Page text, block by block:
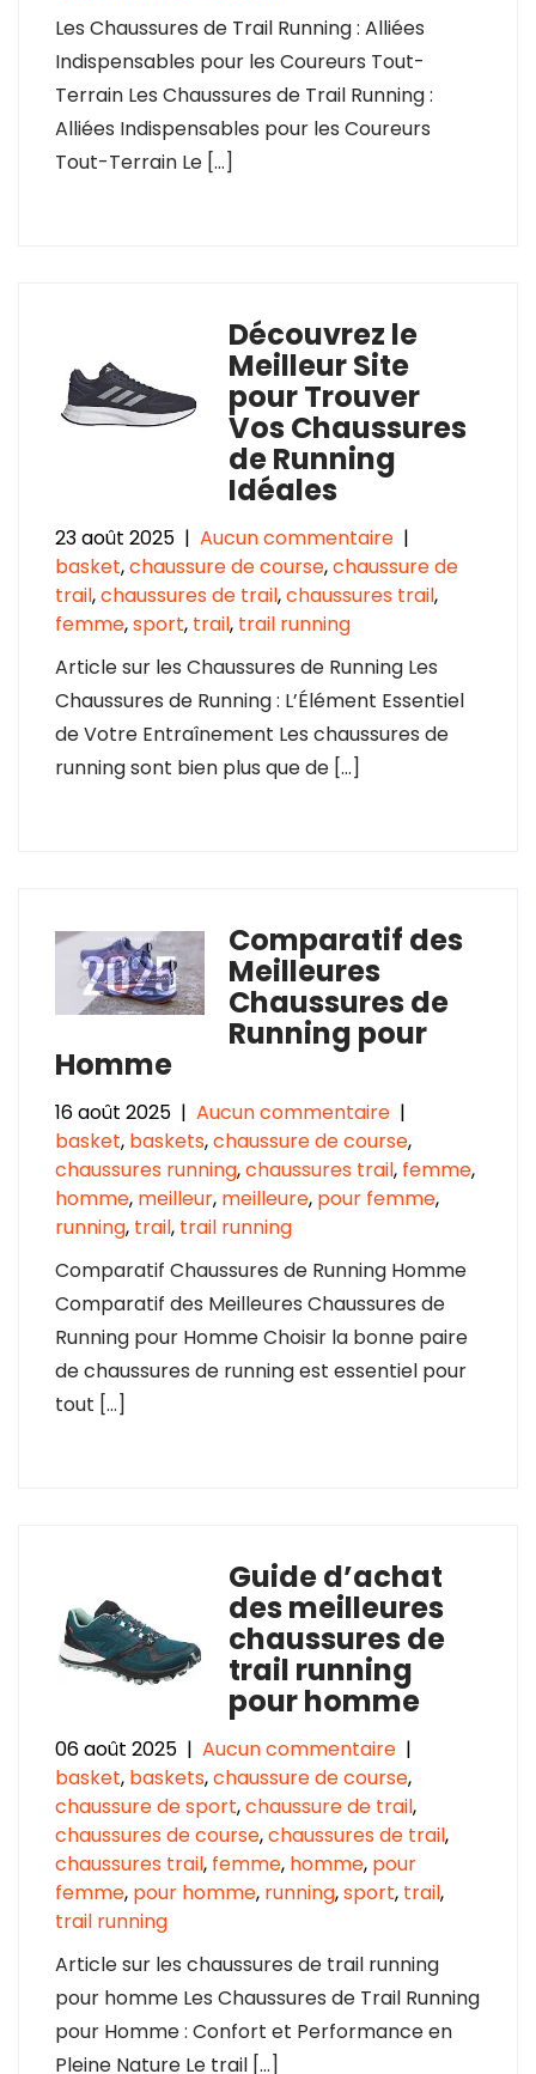
Les Chaussures de Trail Running : Alliées
Indispensables pour les Coureurs Tout-
Terrain Les Chaussures de Trail Running :
Alliées Indispensables pour les Coureurs
Tout-Terrain Le […]
Découvrez le
Meilleur Site
pour Trouver
Vos Chaussures
de Running
Idéales
23 août 2025 | Aucun commentaire |
basket,chaussure de course,chaussure de
trail,chaussures de trail,chaussures trail,
femme,sport, trail, trail running
Article sur les Chaussures de Running Les
Chaussures de Running : L’Élément Essentiel
de Votre Entraînement Les chaussures de
running sont bien plus que de […]
Comparatif des
Meilleures
Chaussures de
Running pour
Homme
16 août 2025 | Aucun commentaire |
basket, baskets,chaussure de course,
chaussures running,chaussures trail, femme,
homme, meilleur, meilleure, pour femme,
running, trail, trail running
Comparatif Chaussures de Running Homme
Comparatif des Meilleures Chaussures de
Running pour Homme Choisir la bonne paire
de chaussures de running est essentiel pour
tout […]
Guide d’achat
des meilleures
chaussures de
trail running
pour homme
06 août 2025 | Aucun commentaire |
basket, baskets,chaussure de course,
chaussure de sport,chaussure de trail,
chaussures de course,chaussures de trail,
chaussures trail, femme, homme, pour
femme, pour homme, running,sport, trail,
trail running
Article sur les chaussures de trail running
pour homme Les Chaussures de Trail Running
pour Homme : Confort et Performance en
Pleine Nature Le trail […]